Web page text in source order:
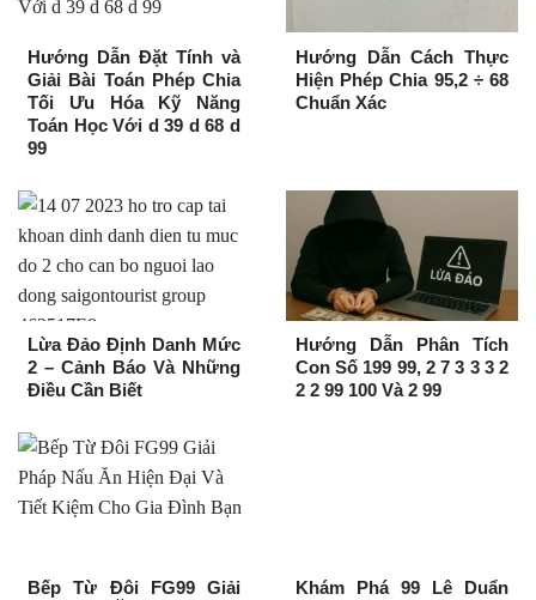
Hướng Dẫn Đặt Tính và
Giải Bài Toán Phép Chia
Tối Ưu Hóa Kỹ Năng
Toán Học Với d 39 d 68 d
99
Hướng Dẫn Cách Thực
Hiện Phép Chia 95,2 ÷ 68
Chuẩn Xác
Lừa Đảo Định Danh Mức
2 – Cảnh Báo Và Những
Điều Cần Biết
Hướng Dẫn Phân Tích
Con Số 199 99, 2 7 3 3 3 2
2 2 99 100 Và 2 99
Bếp Từ Đôi FG99 Giải Khám Phá 99 Lê Duẩn